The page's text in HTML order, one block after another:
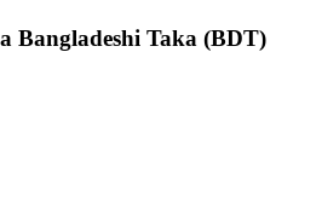
Bangladeshi Taka (BDT)